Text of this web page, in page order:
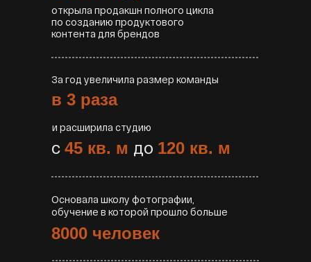
с 45 кв. м до 120 кв. м
Основала школу фотографии,
обучение в которой прошло больше
открыла продакшн полного цикла
по созданию продуктового
контента для брендов
8000 человек
За год увеличила размер команды
и расширила студию
в 3 раза